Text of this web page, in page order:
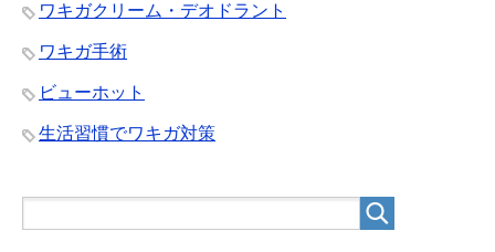
ワキガクリーム・デオドラント
ワキガ手術
ビューホット
生活習慣でワキガ対策